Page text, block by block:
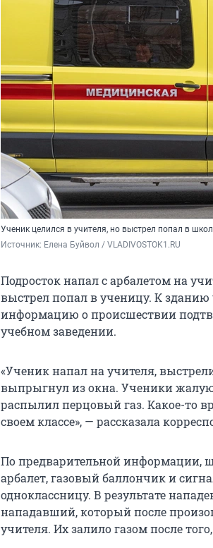
Ученик целился в учителя, но выстрел попал в
Источник: Елена Буйвол / VLADIVOSTOK1.RU
Подросток напал с арбалетом на
выстрел попал в ученицу. К зданию
информацию о происшествии
учебном заведении.
«Ученик напал на учителя,
выпрыгнул из окна. Ученики
распылил перцовый газ. Какое-то
своем классе», — рассказала
По предварительной информации,
арбалет, газовый баллончик и
одноклассницу. В результате
нападавший, который после
учителя. Их залило газом после